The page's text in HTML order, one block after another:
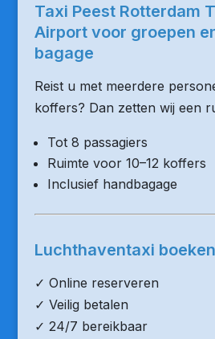
Taxi Peest Rotterdam
Airport voor groepen
bagage
Reist u met meerdere
koffers? Dan zetten wij een
Tot 8 passagiers
Ruimte voor 10–12 koffers
Inclusief handbagage
Luchthaventaxi
✓ Online reserveren
✓ Veilig betalen
✓ 24/7 bereikbaar